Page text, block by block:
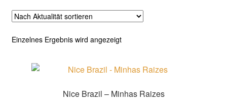
Einzelnes Ergebnis wird angezeigt
Nice Brazil – Minhas Raizes